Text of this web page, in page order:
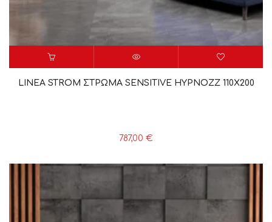
LINEA STROM ΣΤΡΩΜΑ SENSITIVE HYPNOZZ 110X200
787,00 €